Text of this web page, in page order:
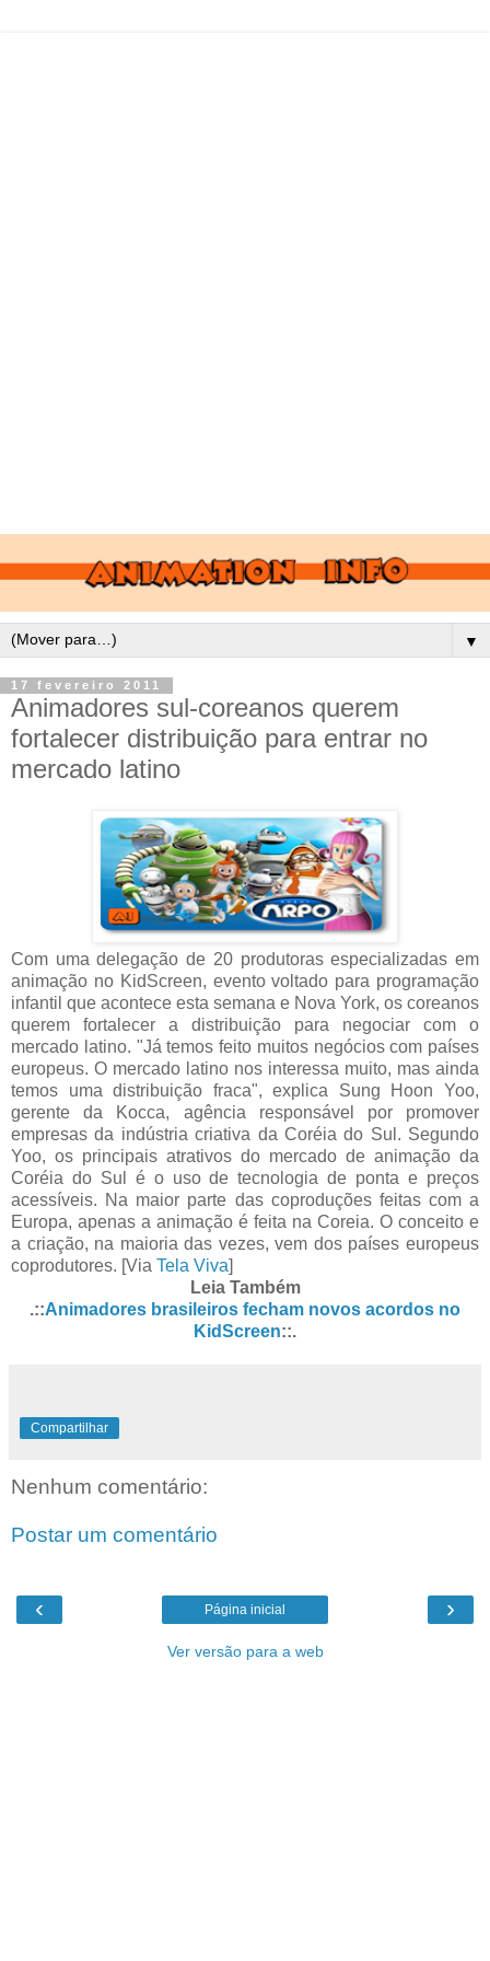
▼
17 fevereiro 2011
Animadores sul-coreanos querem
fortalecer distribuição para entrar no
mercado latino
Com uma delegação de 20 produtoras especializadas em
animação no KidScreen, evento voltado para programação
infantil que acontece esta semana e Nova York, os coreanos
querem fortalecer a distribuição para negociar com o
mercado latino. "Já temos feito muitos negócios com países
europeus. O mercado latino nos interessa muito, mas ainda
temos uma distribuição fraca", explica Sung Hoon Yoo,
gerente da Kocca, agência responsável por promover
empresas da indústria criativa da Coréia do Sul. Segundo
Yoo, os principais atrativos do mercado de animação da
Coréia do Sul é o uso de tecnologia de ponta e preços
acessíveis. Na maior parte das coproduções feitas com a
Europa, apenas a animação é feita na Coreia. O conceito e
a criação, na maioria das vezes, vem dos países europeus
coprodutores. [Via Tela Viva]
Leia Também
.::Animadores brasileiros fecham novos acordos no
KidScreen::.
Compartilhar
Nenhum comentário:
Postar um comentário
‹ ›
Página inicial
Ver versão para a web